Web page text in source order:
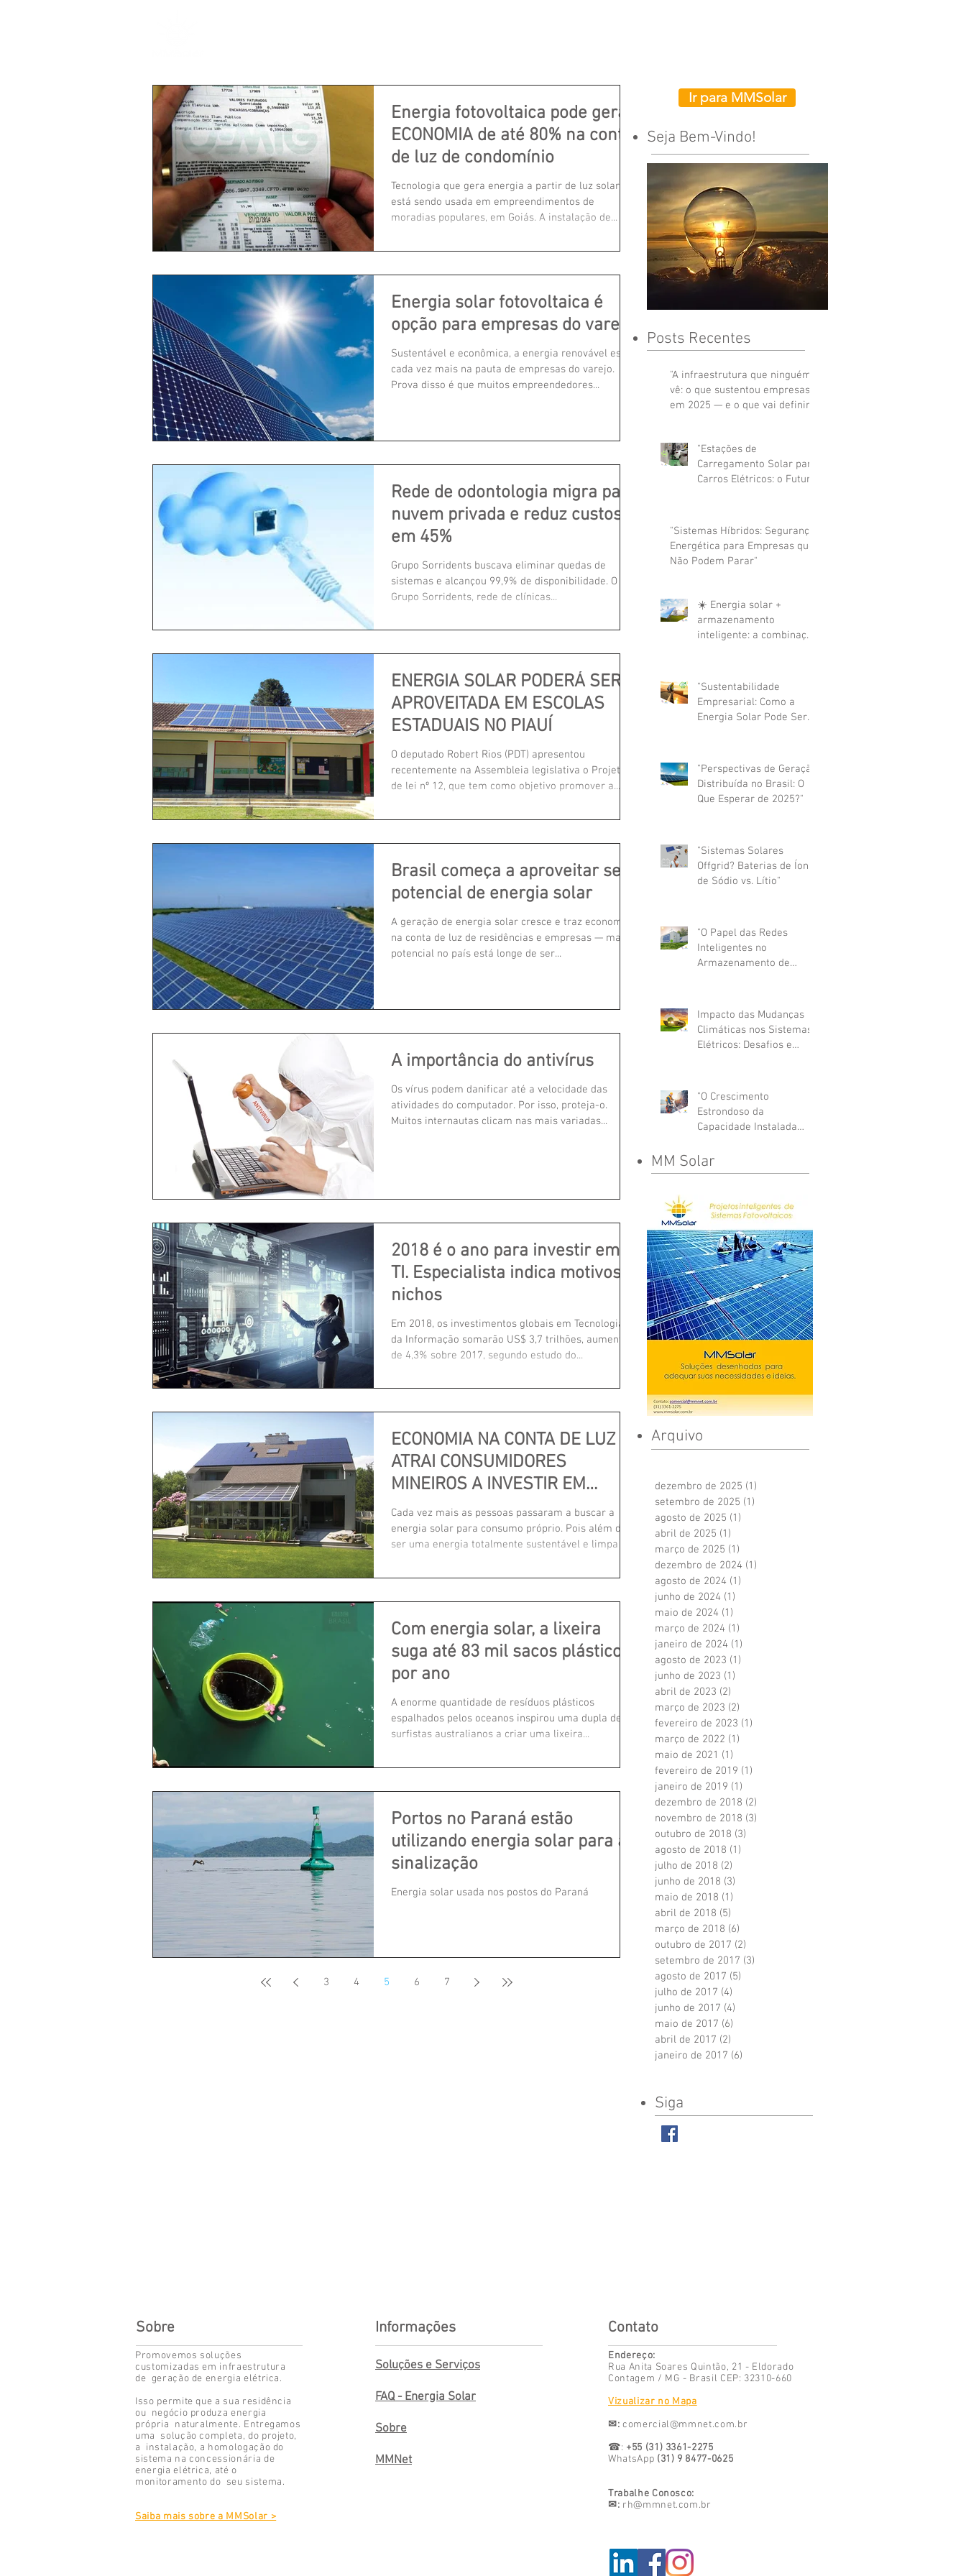
Energia fotovoltaica pode gerar
ECONOMIA de até 80% na conta
de luz de condomínio
Tecnologia que gera energia a partir de luz solar
está sendo usada em empreendimentos de
moradias populares, em Goiás. A instalação de...
Energia solar fotovoltaica é
opção para empresas do varejo
Sustentável e econômica, a energia renovável está
cada vez mais na pauta de empresas do varejo.
Prova disso é que muitos empreendedores...
Rede de odontologia migra para
nuvem privada e reduz custos
em 45%
Grupo Sorridents buscava eliminar quedas de
sistemas e alcançou 99,9% de disponibilidade. O
Grupo Sorridents, rede de clínicas...
ENERGIA SOLAR PODERÁ SER
APROVEITADA EM ESCOLAS
ESTADUAIS NO PIAUÍ
O deputado Robert Rios (PDT) apresentou
recentemente na Assembleia legislativa o Projeto
de lei nº 12, que tem como objetivo promover a...
Brasil começa a aproveitar seu
potencial de energia solar
A geração de energia solar cresce e traz economia
na conta de luz de residências e empresas — mas o
potencial no país está longe de ser...
A importância do antivírus
Os vírus podem danificar até a velocidade das
atividades do computador. Por isso, proteja-o.
Muitos internautas clicam nas mais variadas...
2018 é o ano para investir em
TI. Especialista indica motivos e
nichos
Em 2018, os investimentos globais em Tecnologia
da Informação somarão US$ 3,7 trilhões, aumento
de 4,3% sobre 2017, segundo estudo do...
ECONOMIA NA CONTA DE LUZ
ATRAI CONSUMIDORES
MINEIROS A INVESTIR EM
ENERGIA SOLAR
Cada vez mais as pessoas passaram a buscar a
energia solar para consumo próprio. Pois além de
ser uma energia totalmente sustentável e limpa
Com energia solar, a lixeira
suga até 83 mil sacos plásticos
por ano
A enorme quantidade de resíduos plásticos
espalhados pelos oceanos inspirou uma dupla de
surfistas australianos a criar uma lixeira...
Portos no Paraná estão
utilizando energia solar para a
sinalização
Energia solar usada nos postos do Paraná
3 4 5 6 7
Ir para MMSolar
Seja Bem-Vindo!
Posts Recentes
"A infraestrutura que ninguém
vê: o que sustentou empresas
em 2025 — e o que vai definir
"Estações de
Carregamento Solar para
Carros Elétricos: o Futuro
"Sistemas Híbridos: Segurança
Energética para Empresas que
Não Podem Parar"
☀️ Energia solar +
armazenamento
inteligente: a combinação
"Sustentabilidade
Empresarial: Como a
Energia Solar Pode Ser
"Perspectivas de Geração
Distribuída no Brasil: O
Que Esperar de 2025?"
"Sistemas Solares
Offgrid? Baterias de Íons
de Sódio vs. Lítio"
"O Papel das Redes
Inteligentes no
Armazenamento de
Impacto das Mudanças
Climáticas nos Sistemas
Elétricos: Desafios e
"O Crescimento
Estrondoso da
Capacidade Instalada
MM Solar
Arquivo
dezembro de 2025 (1)
setembro de 2025 (1)
agosto de 2025 (1)
abril de 2025 (1)
março de 2025 (1)
dezembro de 2024 (1)
agosto de 2024 (1)
junho de 2024 (1)
maio de 2024 (1)
março de 2024 (1)
janeiro de 2024 (1)
agosto de 2023 (1)
junho de 2023 (1)
abril de 2023 (2)
março de 2023 (2)
fevereiro de 2023 (1)
março de 2022 (1)
maio de 2021 (1)
fevereiro de 2019 (1)
janeiro de 2019 (1)
dezembro de 2018 (2)
novembro de 2018 (3)
outubro de 2018 (3)
agosto de 2018 (1)
julho de 2018 (2)
junho de 2018 (3)
maio de 2018 (1)
abril de 2018 (5)
março de 2018 (6)
outubro de 2017 (2)
setembro de 2017 (3)
agosto de 2017 (5)
julho de 2017 (4)
junho de 2017 (4)
maio de 2017 (6)
abril de 2017 (2)
janeiro de 2017 (6)
Siga
Sobre Informações
Soluções e Serviços
FAQ - Energia Solar
Sobre
MMNet
Contato
Endereço:
Rua Anita Soares Quintão, 21 - Eldorado
Contagem / MG - Brasil CEP: 32310-660
Vizualizar no Mapa
✉: comercial@mmnet.com.br
☎: +55 (31) 3361-2275
WhatsApp (31) 9 8477-0625
Trabalhe Conosco:
✉: rh@mmnet.com.br
Promovemos soluções
customizadas em infraestrutura
de geração de energia elétrica.
Isso permite que a sua residência
ou negócio produza energia
própria naturalmente. Entregamos
uma solução completa, do projeto,
a instalação, a homologação do
sistema na concessionária de
energia elétrica, até o
monitoramento do seu sistema.
Saiba mais sobre a MMSolar >